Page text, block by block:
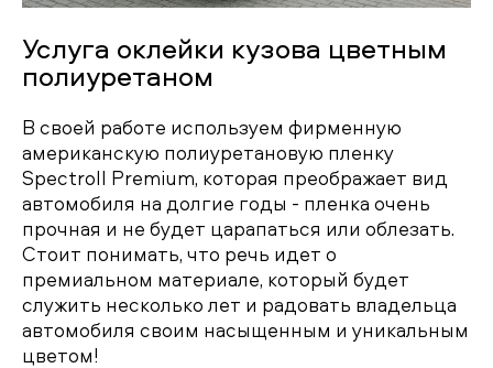
Услуга оклейки кузова цветным
полиуретаном
В своей работе используем фирменную
американскую полиуретановую пленку
Spectroll Premium, которая преображает вид
автомобиля на долгие годы - пленка очень
прочная и не будет царапаться или облезать.
Стоит понимать, что речь идет о
премиальном материале, который будет
служить несколько лет и радовать владельца
автомобиля своим насыщенным и уникальным
цветом!